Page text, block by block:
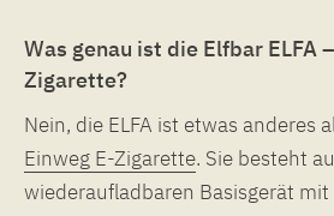
Was genau ist die Elfbar ELFA
Zigarette?
Nein, die ELFA ist etwas anderes
Einweg E-Zigarette. Sie besteht
wiederaufladbaren Basisgerät